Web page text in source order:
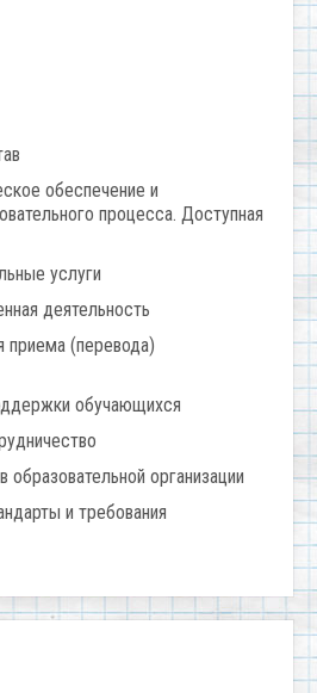
обеспечение и
процесса. Доступная
услуги
деятельность
приема (перевода)
обучающихся
образовательной организации
и требования